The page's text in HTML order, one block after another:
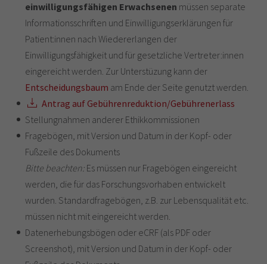
einwilligungsfähigen Erwachsenen müssen separate
Informationsschriften und Einwilligungserklärungen für
Patient:innen nach Wiedererlangen der
Einwilligungsfähigkeit und für gesetzliche Vertreter:innen
eingereicht werden. Zur Unterstüzung kann der
Entscheidungsbaum am Ende der Seite genutzt werden.
Antrag auf Gebührenreduktion/Gebührenerlass
Stellungnahmen anderer Ethikkommissionen
Fragebögen, mit Version und Datum in der Kopf- oder
Fußzeile des Dokuments
Bitte beachten: Es müssen nur Fragebögen eingereicht
werden, die für das Forschungsvorhaben entwickelt
wurden. Standardfragebögen, z.B. zur Lebensqualität etc.
müssen nicht mit eingereicht werden.
Datenerhebungsbögen oder eCRF (als PDF oder
Screenshot), mit Version und Datum in der Kopf- oder